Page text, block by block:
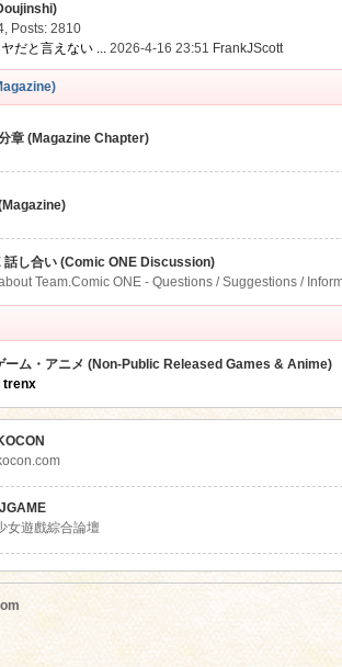
, Posts: 2810
だと言えない ... 2026-4-16 23:51 FrankJScott
章 (Magazine Chapter)
話し合い (Comic ONE Discussion)
Team.Comic ONE - Questions / Suggestions /
ーム・アニメ (Non-Public Released Games & Anime)
trenx
女遊戲綜合論壇